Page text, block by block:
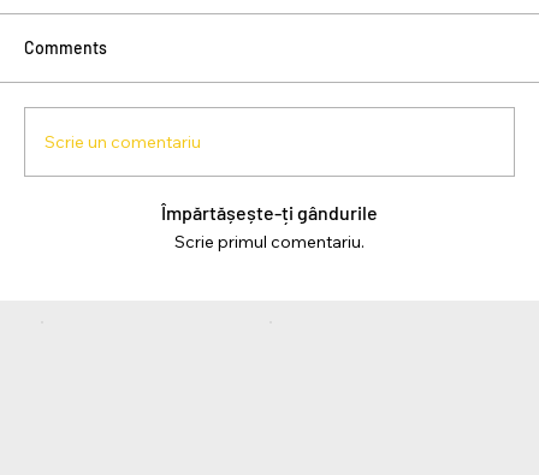
Comments
Scrie un comentariu
Împărtășește-ți gândurile
Scrie primul comentariu.